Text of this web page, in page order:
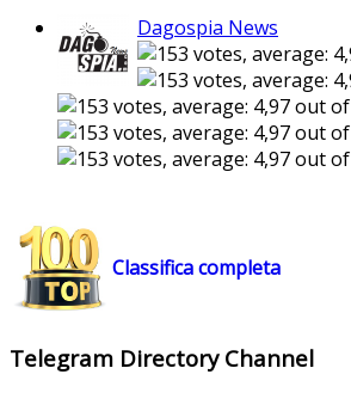
Dagospia News
Classifica completa
Telegram Directory Channel